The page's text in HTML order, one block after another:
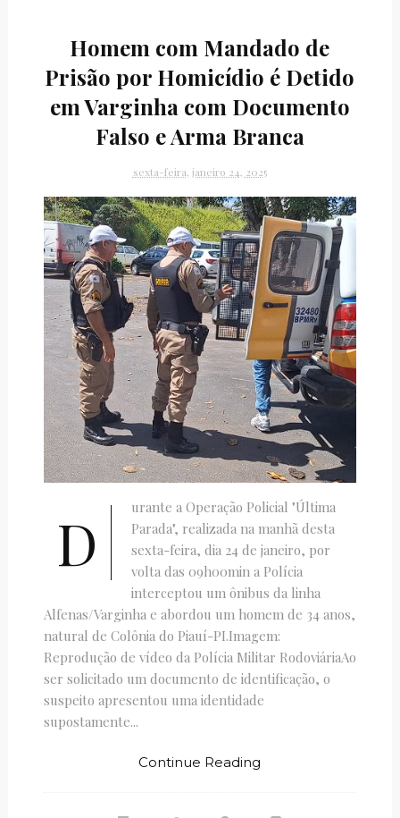
Homem com Mandado de
Prisão por Homicídio é Detido
em Varginha com Documento
Falso e Arma Branca
sexta-feira, janeiro 24, 2025
D
urante a Operação Policial "Última
Parada", realizada na manhã desta
sexta-feira, dia 24 de janeiro, por
volta das 09h00min a Polícia
interceptou um ônibus da linha
Alfenas/Varginha e abordou um homem de 34 anos,
natural de Colônia do Piauí-PI.Imagem:
Reprodução de vídeo da Polícia Militar RodoviáriaAo
ser solicitado um documento de identificação, o
suspeito apresentou uma identidade
supostamente...
Continue Reading